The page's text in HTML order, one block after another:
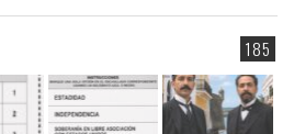
185